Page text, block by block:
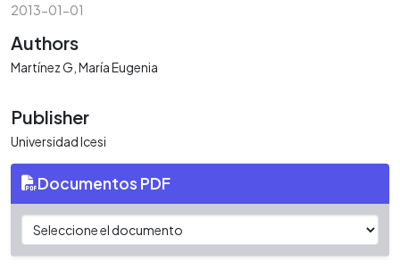
2013-01-01
Authors
Martínez G, María Eugenia
Publisher
Universidad Icesi
Documentos PDF